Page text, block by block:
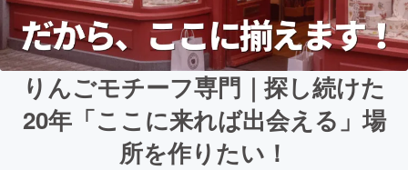
りんごモチーフ専門｜探し続けた
20年「ここに来れば出会える」場
所を作りたい！